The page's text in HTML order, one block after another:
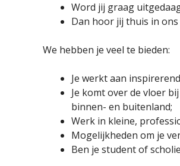
Word jij graag
Dan hoor jij thuis in
We hebben je veel te bieden:
Je werkt aan
Je komt over de vloer
binnen- en buitenland;
Werk in kleine,
Mogelijkheden om je
Ben je student of